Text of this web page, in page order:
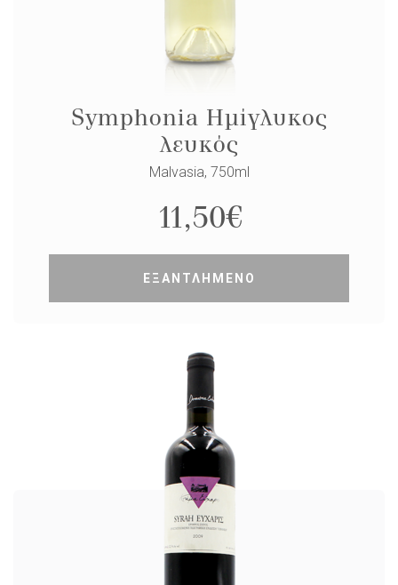
Symphonia Ημίγλυκος
λευκός
Malvasia, 750ml
11,50€
ΕΞΑΝΤΛΗΜΕΝΟ